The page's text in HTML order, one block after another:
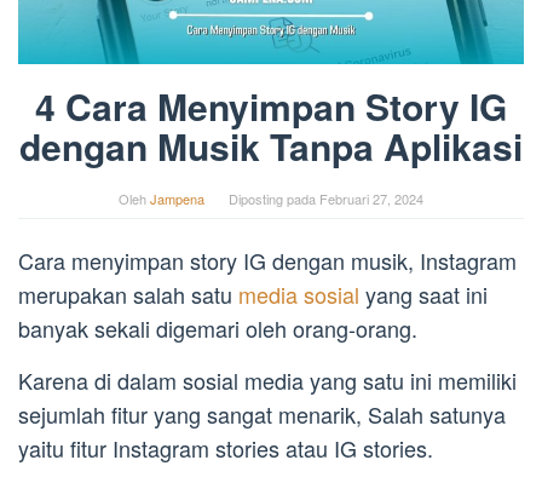
4 Cara Menyimpan Story IG
dengan Musik Tanpa Aplikasi
OlehJampena Diposting pada Februari 27, 2024
Cara menyimpan story IG dengan musik, Instagram
merupakan salah satu media sosial yang saat ini
banyak sekali digemari oleh orang-orang.
Karena di dalam sosial media yang satu ini memiliki
sejumlah fitur yang sangat menarik, Salah satunya
yaitu fitur Instagram stories atau IG stories.